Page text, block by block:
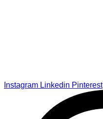
Instagram Linkedin Pinterest